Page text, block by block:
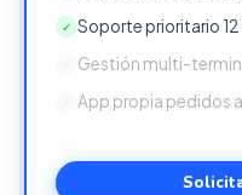
✓ Soporte prioritario 12
Gestión multi-
App propia pedidos